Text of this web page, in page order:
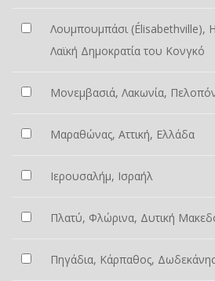
Λουμπουμπάσι (Élisabethville),
Λαϊκή Δημοκρατία του Κονγκό
Μονεμβασιά, Λακωνία,
Μαραθώνας, Αττική, Ελλάδα
Ιερουσαλήμ, Ισραήλ
Πλατύ, Φλώρινα, Δυτική
Πηγάδια, Κάρπαθος,